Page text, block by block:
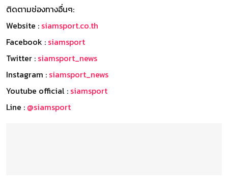
ติดตามช่องทางอื่นๆ:
Website : siamsport.co.th
Facebook : siamsport
Twitter : siamsport_news
Instagram : siamsport_news
Youtube official : siamsport
Line : @siamsport